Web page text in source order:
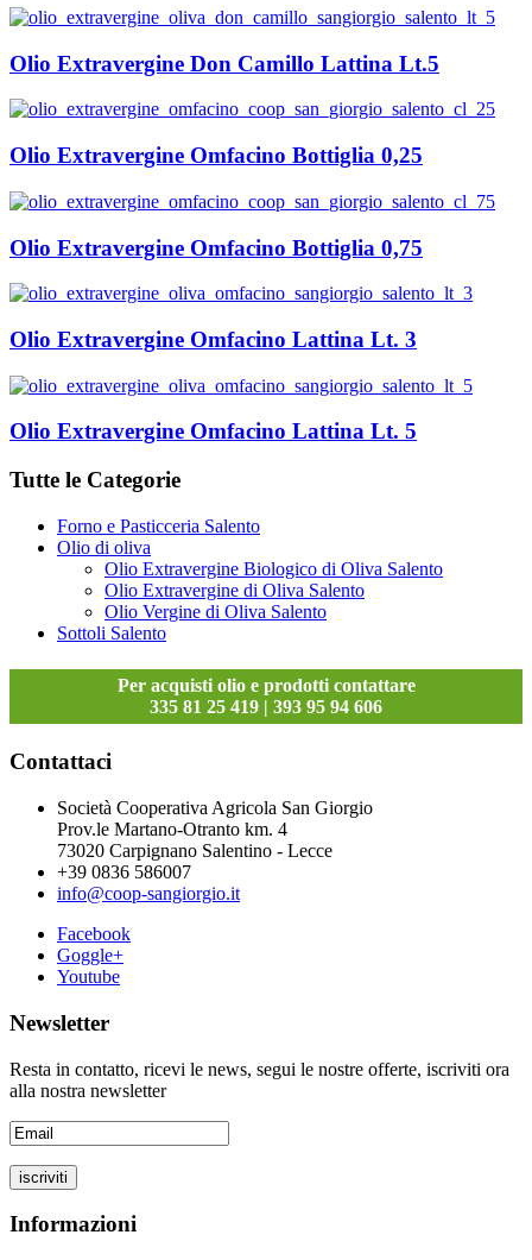
Olio Extravergine Don Camillo Lattina Lt.5
Olio Extravergine Omfacino Bottiglia 0,25
Olio Extravergine Omfacino Bottiglia 0,75
Olio Extravergine Omfacino Lattina Lt. 3
Olio Extravergine Omfacino Lattina Lt. 5
Tutte le Categorie
Forno e Pasticceria Salento
Olio di oliva
Olio Extravergine Biologico di Oliva Salento
Olio Extravergine di Oliva Salento
Olio Vergine di Oliva Salento
Sottoli Salento
Per acquisti olio e prodotti contattare
335 81 25 419 | 393 95 94 606
Contattaci
Società Cooperativa Agricola San Giorgio
Prov.le Martano-Otranto km. 4
73020 Carpignano Salentino - Lecce
+39 0836 586007
info@coop-sangiorgio.it
Facebook
Goggle+
Youtube
Newsletter
Resta in contatto, ricevi le news, segui le nostre offerte, iscriviti ora
alla nostra newsletter
Informazioni